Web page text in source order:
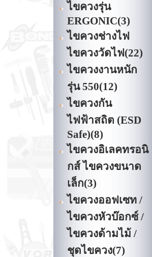
ไขควงรุ่น
ERGONIC(3)
ไขควงช่างไฟ
ไขควงวัดไฟ(22)
ไขควงงานหนัก
รุ่น 550(12)
ไขควงกัน
ไฟฟ้าสถิต (ESD
Safe)(8)
ไขควงอิเลคทรอนิ
กส์ ไขควงขนาด
เล็ก(3)
ไขควงออฟเซท /
ไขควงหัวบ๊อกซ์ /
ไขควงด้ามไม้ /
ชุดไขควง(7)